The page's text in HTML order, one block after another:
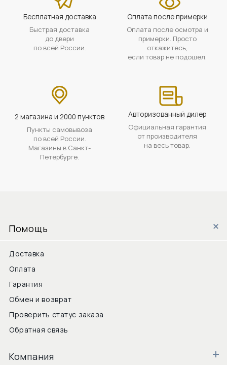
Бесплатная доставка
Быстрая доставка
до двери
по всей России.
Оплата после примерки
Оплата после осмотра и
примерки. Просто
откажитесь,
если товар не подошел.
2 магазина и 2000 пунктов
Пункты самовывоза
по всей России.
Магазины в Санкт-
Петербурге.
Авторизованный дилер
Официальная гарантия
от производителя
на весь товар.
Помощь
Доставка
Оплата
Гарантия
Обмен и возврат
Проверить статус заказа
Обратная связь
Компания